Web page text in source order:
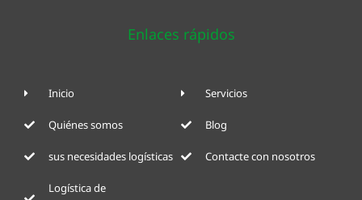
Enlaces rápidos
Inicio
Quiénes somos
sus necesidades logísticas
Logística de
Servicios
Blog
Contacte con nosotros